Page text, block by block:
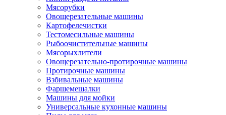
Мясорубки
Овощерезательные машины
Картофелечистки
Тестомесильные машины
Рыбоочистительные машины
Мясорыхлители
Овощерезательно-протирочные машины
Протирочные машины
Взбивальные машины
Фаршемешалки
Машины для мойки
Универсальные кухонные машины